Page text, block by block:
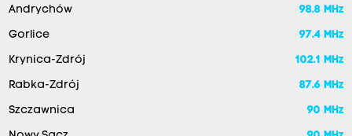
Andrychów 98.8 MHz
Gorlice 97.4 MHz
Krynica-Zdrój 102.1 MHz
Rabka-Zdrój 87.6 MHz
Szczawnica 90 MHz